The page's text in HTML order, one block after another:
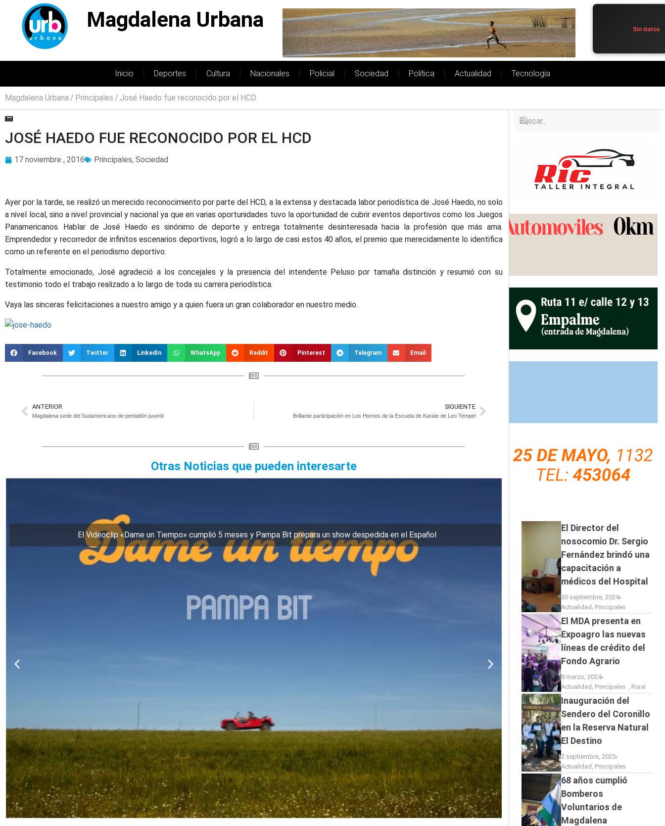
Magdalena Urbana Sin datos
Inicio Deportes Cultura Nacionales Policial Sociedad Política Actualidad Tecnología
Magdalena Urbana Principales José Haedo fue reconocido por el HCD
JOSÉ HAEDO FUE RECONOCIDO POR EL HCD
17 noviembre , 2016 Principales, Sociedad
Ayer por la tarde, se realizó un merecido reconocimiento por parte del HCD, a la extensa y destacada labor periodística de José Haedo, no solo
a nivel local, sino a nivel provincial y nacional ya que en varias oportunidades tuvo la oportunidad de cubrir eventos deportivos como los Juegos
Panamericanos. Hablar de José Haedo es sinónimo de deporte y entrega totalmente desinteresada hacia la profesión que más ama.
Emprendedor y recorredor de infinitos escenarios deportivos, logró a lo largo de casi estos 40 años, el premio que merecidamente lo identifica
como un referente en el periodismo deportivo.
Totalmente emocionado, José agradeció a los concejales y la presencia del intendente Peluso por tamaña distinción y resumió con su
testimonio todo el trabajo realizado a lo largo de toda su carrera periodística.
Vaya las sinceras felicitaciones a nuestro amigo y a quien fuera un gran colaborador en nuestro medio.
Facebook Twitter LinkedIn WhatsApp Reddit Pinterest Telegram Email
ANTERIOR
Magdalena sede del Sudamericano de pentatlón juvenil
SIGUIENTE
Brillante participación en Los Hornos de la Escuela de Karate de Leo Tempel
Otras Noticias que pueden interesarte
El Videoclip «Dame un Tiempo» cumplió 5 meses y Pampa Bit prepara un show despedida en el Español
El Director del
nosocomio Dr. Sergio
Fernández brindó una
capacitación a
médicos del Hospital
30 septiembre, 2024
Actualidad , Principales
El MDA presenta en
Expoagro las nuevas
líneas de crédito del
Fondo Agrario
8 marzo, 2024
Actualidad , Principales , Rural
Inauguración del
Sendero del Coronillo
en la Reserva Natural
El Destino
2 septiembre, 2025
Actualidad , Principales
68 años cumplió
Bomberos
Voluntarios de
Magdalena